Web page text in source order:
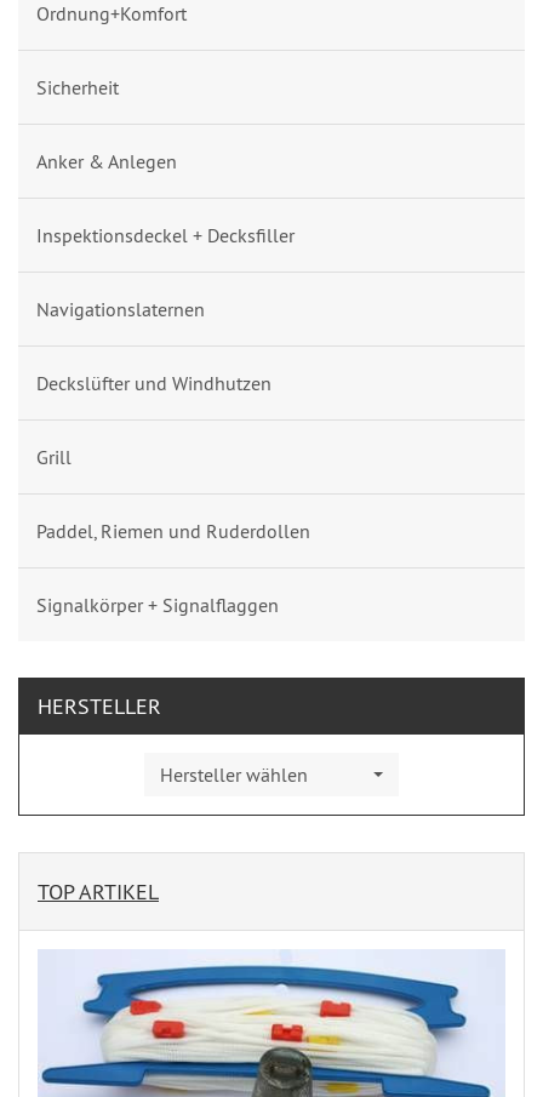
Ordnung+Komfort
Sicherheit
Anker & Anlegen
Inspektionsdeckel + Decksfiller
Navigationslaternen
Deckslüfter und Windhutzen
Grill
Paddel, Riemen und Ruderdollen
Signalkörper + Signalflaggen
HERSTELLER
Hersteller wählen
TOP ARTIKEL